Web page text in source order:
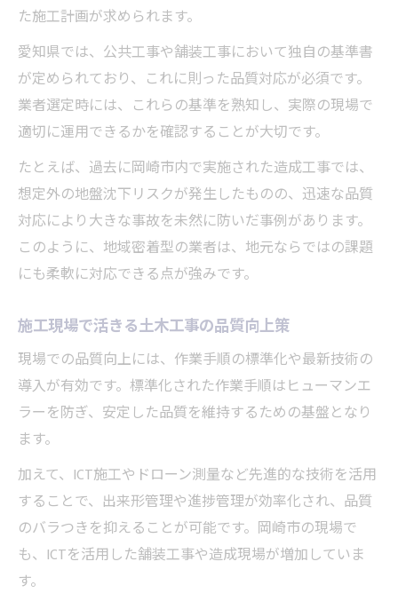
た施工計画が求められます。
愛知県では、公共工事や舗装工事において独自の基準書
が定められており、これに則った品質対応が必須です。
業者選定時には、これらの基準を熟知し、実際の現場で
適切に運用できるかを確認することが大切です。
たとえば、過去に岡崎市内で実施された造成工事では、
想定外の地盤沈下リスクが発生したものの、迅速な品質
対応により大きな事故を未然に防いだ事例があります。
このように、地域密着型の業者は、地元ならではの課題
にも柔軟に対応できる点が強みです。
施工現場で活きる土木工事の品質向上策
現場での品質向上には、作業手順の標準化や最新技術の
導入が有効です。標準化された作業手順はヒューマンエ
ラーを防ぎ、安定した品質を維持するための基盤となり
ます。
加えて、ICT施工やドローン測量など先進的な技術を活用
することで、出来形管理や進捗管理が効率化され、品質
のバラつきを抑えることが可能です。岡崎市の現場で
も、ICTを活用した舗装工事や造成現場が増加していま
す。